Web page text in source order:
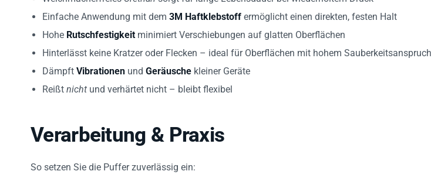
Einfache Anwendung mit dem 3M Haftklebstoff ermöglicht einen direkten, festen Halt
Hohe Rutschfestigkeit minimiert Verschiebungen auf glatten Oberflächen
Hinterlässt keine Kratzer oder Flecken – ideal für Oberflächen mit hohem Sauberkeitsanspruch
Dämpft Vibrationen und Geräusche kleiner Geräte
Reißt nicht und verhärtet nicht – bleibt flexibel
Verarbeitung & Praxis
So setzen Sie die Puffer zuverlässig ein: